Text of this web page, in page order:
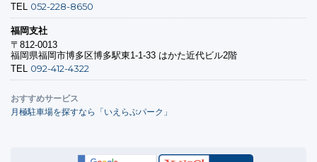
TEL 052-228-8650
福岡支社
〒812-0013
福岡県福岡市博多区博多駅東1-1-33 はかた近代ビル2階
TEL 092-412-4322
おすすめサービス
月極駐車場を探すなら「いえらぶパーク」